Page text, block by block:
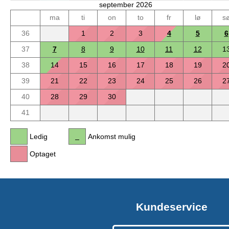
september 2026
ma
ti on to fr lø
36
1 2 3 4 5
6
37
7 8 9 10 11 12
38
14 15 16 17 18 19
39
21 22 23 24 25 26
40
28 29
30
41
Ledig
Optaget
Ankomst mulig
Kundeservice